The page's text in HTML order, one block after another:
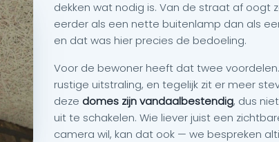
dekken wat nodig is. Van de straat af oogt
eerder als een nette buitenlamp dan als
en dat was hier precies de bedoeling.
Voor de bewoner heeft dat twee
rustige uitstraling, en tegelijk zit er meer
deze domes zijn vandaalbestendig, dus
uit te schakelen. Wie liever juist een
camera wil, kan dat ook — we bespreken